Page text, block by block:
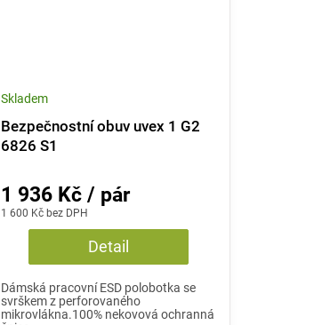
Bezpečnostní obuv uvex 1 G2
6826 S1
Skladem
1 600 Kč bez DPH
1 936 Kč / pár
Detail
Dámská pracovní ESD polobotka se
svrškem z perforovaného
mikrovlákna.100% nekovová ochranná